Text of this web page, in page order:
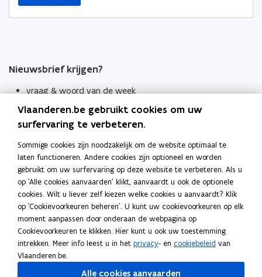
Nieuwsbrief krijgen?
vraag & woord van de week
wekelijks in je mailbox
Schrijf je in
Thema's
Taaladviezen
Spellingregels
Tips voor duidelijke taal
Bekijk ook
Spellingtests
Vlaanderen.be gebruikt cookies om uw
surfervaring te verbeteren.
Sommige cookies zijn noodzakelijk om de website optimaal te
laten functioneren. Andere cookies zijn optioneel en worden
gebruikt om uw surfervaring op deze website te verbeteren. Als u
op 'Alle cookies aanvaarden' klikt, aanvaardt u ook de optionele
cookies. Wilt u liever zelf kiezen welke cookies u aanvaardt? Klik
op 'Cookievoorkeuren beheren'. U kunt uw cookievoorkeuren op elk
moment aanpassen door onderaan de webpagina op
Cookievoorkeuren te klikken. Hier kunt u ook uw toestemming
intrekken. Meer info leest u in het privacy- en cookiebeleid van
Vlaanderen.be.
Alle cookies aanvaarden